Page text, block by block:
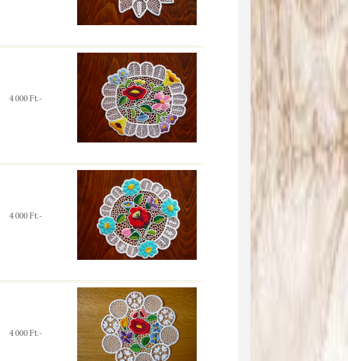
4 000 Ft.-
4 000 Ft.-
4 000 Ft.-